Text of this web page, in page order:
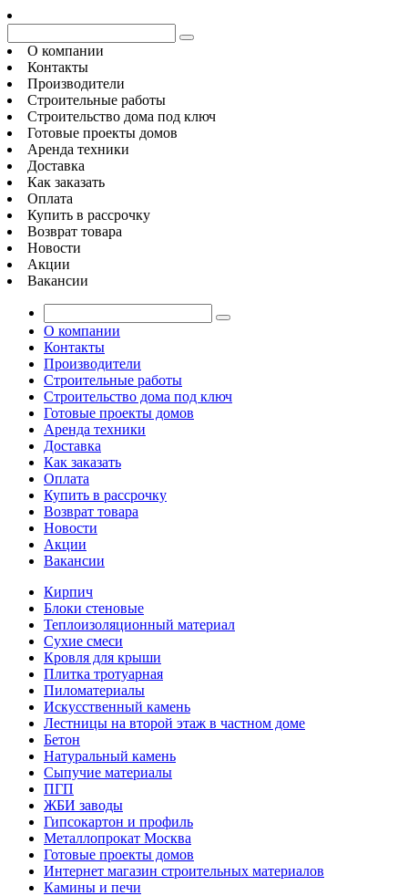
О компании
Контакты
Производители
Строительные работы
Строительство дома под ключ
Готовые проекты домов
Аренда техники
Доставка
Как заказать
Оплата
Купить в рассрочку
Возврат товара
Новости
Акции
Вакансии
О компании
Контакты
Производители
Строительные работы
Строительство дома под ключ
Готовые проекты домов
Аренда техники
Доставка
Как заказать
Оплата
Купить в рассрочку
Возврат товара
Новости
Акции
Вакансии
Кирпич
Блоки стеновые
Теплоизоляционный материал
Сухие смеси
Кровля для крыши
Плитка тротуарная
Пиломатериалы
Искусственный камень
Лестницы на второй этаж в частном доме
Бетон
Натуральный камень
Сыпучие материалы
ПГП
ЖБИ заводы
Гипсокартон и профиль
Металлопрокат Москва
Готовые проекты домов
Интернет магазин строительных материалов
Камины и печи